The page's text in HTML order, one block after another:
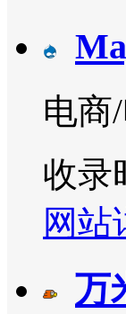
电商
收录
网站
万